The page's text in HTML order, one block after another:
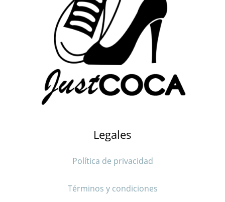
Legales
Política de privacidad
Términos y condiciones